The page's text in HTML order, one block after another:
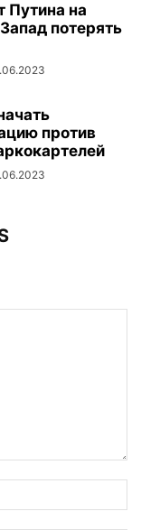
Путина на
потерять
против